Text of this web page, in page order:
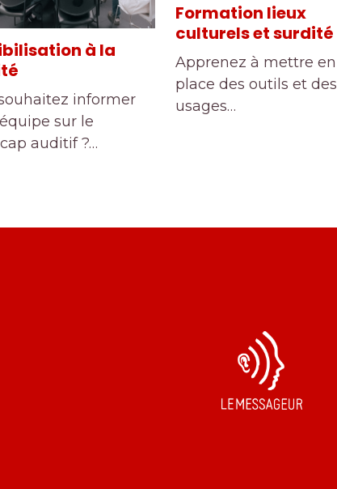
à la
informer
sur le
auditif ?…
Formation lieux
culturels et surdité
Apprenez à mettre en
place des outils et des
usages…